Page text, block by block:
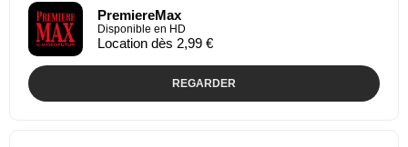
PremiereMax
Disponible en HD
Location dès 2,99 €
REGARDER